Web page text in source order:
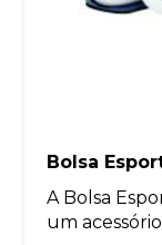
Bolsa
A Bolsa
um